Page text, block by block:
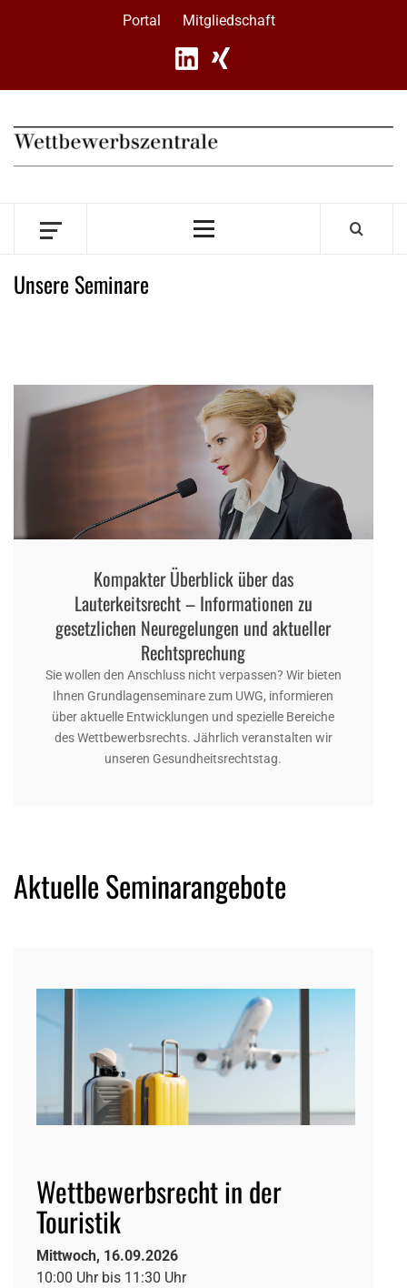
Portal Mitgliedschaft
Primary
Unsere Seminare
Kompakter Überblick über das
Lauterkeitsrecht – Informationen zu
gesetzlichen Neuregelungen und aktueller
Rechtsprechung
Sie wollen den Anschluss nicht verpassen? Wir bieten
Ihnen Grundlagenseminare zum UWG, informieren
über aktuelle Entwicklungen und spezielle Bereiche
des Wettbewerbsrechts. Jährlich veranstalten wir
unseren Gesundheitsrechtstag.
Aktuelle Seminarangebote
Wettbewerbsrecht in der
Touristik
Mittwoch, 16.09.2026
10:00 Uhr bis 11:30 Uhr